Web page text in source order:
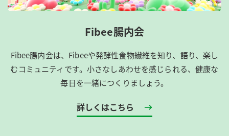
Fibee腸内会
Fibee腸内会は、​Fibeeや発酵性食物繊維を知り、語り、楽し
むコミュニティです。​小さなしあわせを感じられる、健康な
毎日を一緒につくりましょう。
詳しくはこちら